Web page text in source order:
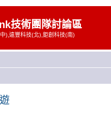
技術團隊討論區
),遠豐科技(北),鉅創科技(南)